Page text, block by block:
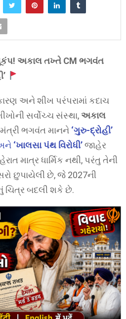
અકાલ તખ્તે CM ભગવંત
અને શીખ પરંપરામાં કદાચ
સર્વોચ્ચ સંસ્થા,અકાલ
ભગવંત માનને ‘ગુરુ-દ્રોહી’
‘ખાલસા પંથ વિરોધી’જાહેર
માત્ર ધાર્મિક નથી, પરંતુ તેની
છુપાયેલી છે, જે 2027ની
ચિત્ર બદલી શકે છે.